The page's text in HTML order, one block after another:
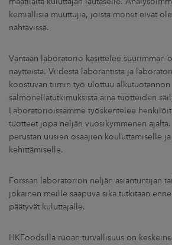
kemiallisia muuttujia, joista monet eivät
nähtävissä.
Vantaan laboratorio käsittelee suurimman
näytteistä. Viidestä laborantista ja
koostuvan tiimin työ ulottuu alkutuotannon
salmonellatutkimuksista aina tuotteiden
Laboratorioissamme työskentelee
tuotteet jopa neljän vuosikymmenen ajalta.
perustan uusien osaajien kouluttamiselle
kehittämiselle.
Forssan laboratorion neljän asiantuntijan
jokainen meille saapuva sika tutkitaan
päätyvät kuluttajalle.
HKFoodsilla ruoan turvallisuus on